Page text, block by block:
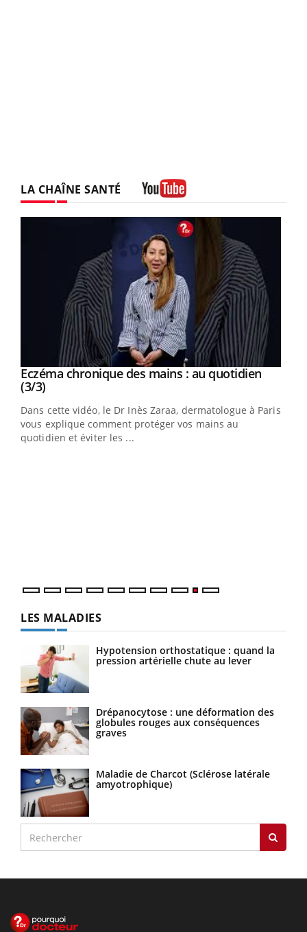
LA CHAÎNE SANTÉ
Youtube
Eczéma chronique des mains : au quotidien
(3/3)Youtube
Dans cette vidéo, le Dr Inès Zaraa, dermatologue à Paris,
vous explique comment protéger vos mains au
quotidien et éviter les ...
Youtube
Eczéma chronique des mains : les symptômes
(2/3)Youtube
Une plaque rouge qui gratte, une peau sèche qui tiraille,
une démangeaison persistante… Et si ce n'était pas juste
une irritation ...
LES MALADIES
Hypotension orthostatique : quand la
pression artérielle chute au lever
Drépanocytose : une déformation des
globules rouges aux conséquences
graves
Maladie de Charcot (Sclérose latérale
amyotrophique)